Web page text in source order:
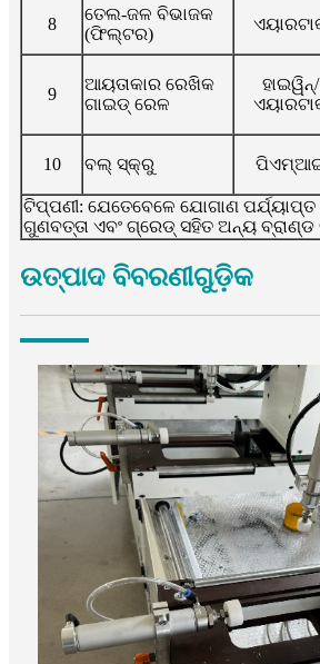
8
ତେଲ-ଜଳ ବିଭାଜକ
(ଫିଲ୍ଟର)
9
ଆୟତାକାର ରେଖିକ
ଗାଇଡ୍ ରେଳ
ହାଇୱିନ୍/
10 ବଲ୍ ସ୍କ୍ରୁ
ଟିପ୍ପଣୀ: ଯେତେବେଳେ ଯୋଗାଣ ପର୍ଯ୍ୟାପ୍ତ
ଗୁଣବତ୍ତା ଏବଂ ଗ୍ରେଡ୍ ସହିତ ଅନ୍ୟ ବ୍ରାଣ୍ଡ
ଉତ୍ପାଦ ବିବରଣୀଗୁଡ଼ିକ